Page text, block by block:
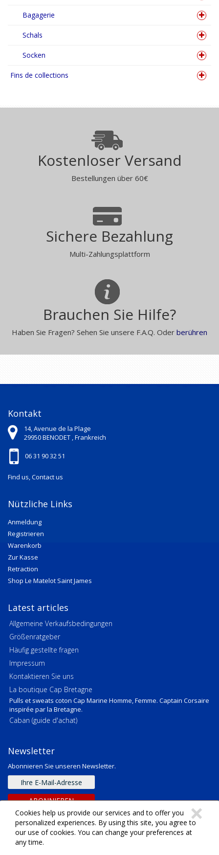
Bagagerie
Schals
Socken
Fins de collections
Kostenloser Versand
Bestellungen über 60€
Sichere Bezahlung
Multi-Zahlungsplattform
Brauchen Sie Hilfe?
Haben Sie Fragen? Sehen Sie unsere F.A.Q. Oder berühren
Kontakt
14, Avenue de la Plage
29950BENODET ,Frankreich
06 31 90 32 51
Find us, Contact us
Nützliche Links
Anmeldung
Registrieren
Warenkorb
Zur Kasse
Retraction
Shop Le Matelot Saint James
Latest articles
Allgemeine Verkaufsbedingungen
Größenratgeber
Häufig gestellte fragen
Impressum
Kontaktieren Sie uns
La boutique Cap Bretagne
Pulls et sweats coton Cap Marine Homme, Femme. Captain Corsaire
inspirée par la Bretagne.
Caban (guide d'achat)
Newsletter
Abonnieren Sie unseren Newsletter.
E-
mail
AdresseABONNIEREN ×
Cookies help us provide our services and to offer you
personalized experiences. By using this site, you agree to
our use of cookies. You can change your preferences at
any time.